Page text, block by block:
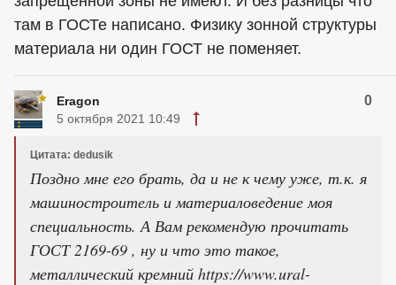
там в ГОСТе написано. Физику зонной структуры
материала ни один ГОСТ не поменяет.
Eragon 0
5 октября 2021 10:49
Цитата: dedusik
Поздно мне его брать, да и не к чему уже, т.к. я
машиностроитель и материаловедение моя
специальность. А Вам рекомендую прочитать
ГОСТ 2169-69 , ну и что это такое,
металлический кремний https://www.ural-